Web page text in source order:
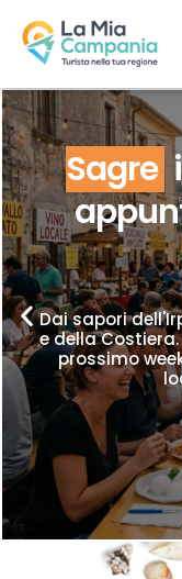
Sagre
Dai sapori
e della
prossimo